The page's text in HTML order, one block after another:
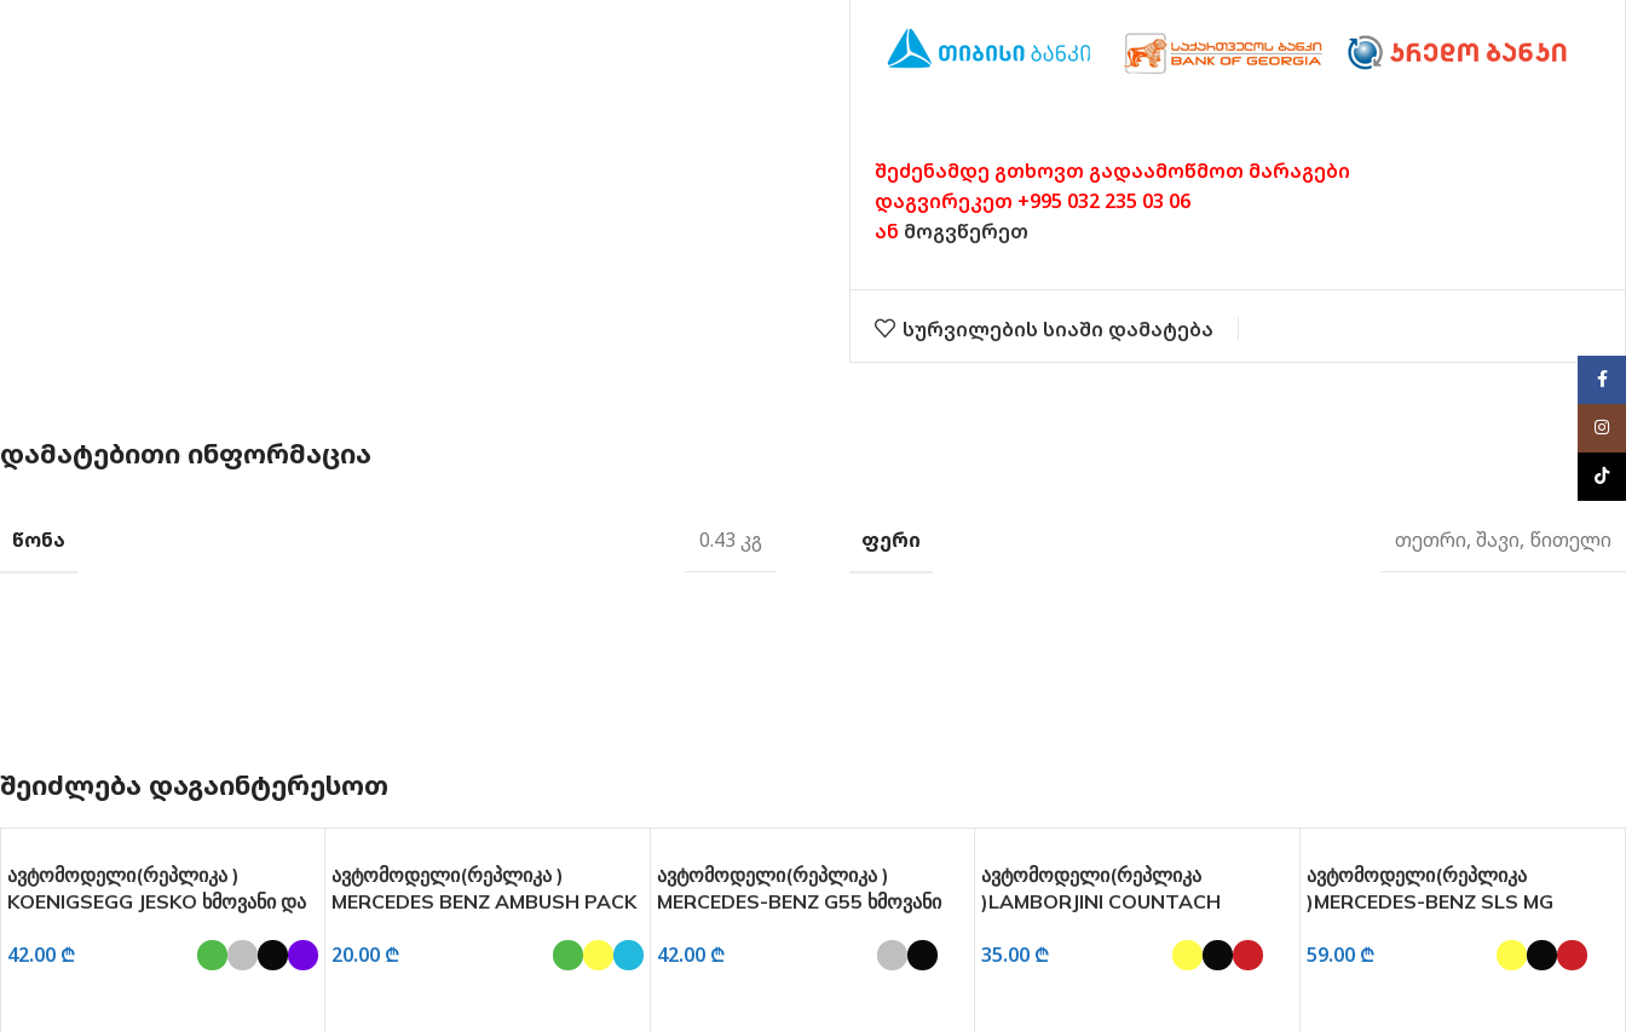
შეძენამდე გთხოვთ გადაამოწმოთ მარაგები
დაგვირეკეთ +995 032 235 03 06
ან მოგვწერეთ
სურვილების სიაში დამატება
ᲓᲐᲛᲐᲢᲔᲑᲘᲗᲘ ᲘᲜᲤᲝᲠᲛᲐᲪᲘᲐ
ᲬᲝᲜᲐ 0.43 კგ ᲤᲔᲠᲘ თეთრი, შავი, წითელი
ᲨᲔᲘᲫᲚᲔᲑᲐ ᲓᲐᲒᲐᲘᲜᲢᲔᲠᲔᲡᲝᲗ
ავტომოდელი(რეპლიკა )
KOENIGSEGG JESKO ხმოვანი და
42.00 ₾
ავტომოდელი(რეპლიკა )
MERCEDES BENZ AMBUSH PACK
20.00 ₾
ავტომოდელი(რეპლიკა )
MERCEDES-BENZ G55 ხმოვანი
42.00 ₾
ავტომოდელი(რეპლიკა
)LAMBORJINI COUNTACH
1:32
35.00 ₾
ავტომოდელი(რეპლიკა
)MERCEDES-BENZ SLS MG
59.00 ₾